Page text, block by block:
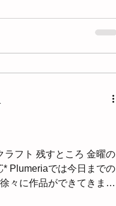
ラフト 残すところ 金曜の
Plumeriaでは今日までの
々に作品ができてきまし